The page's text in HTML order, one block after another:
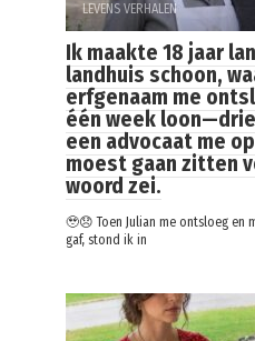
LEVENS VERHALEN
Ik maakte 18 jaar
landhuis schoon,
erfgenaam me
één week
een advocaat me
moest gaan zitten
woord zei.
🥹😞 Toen Julian me ontsloeg en
gaf, stond ik in